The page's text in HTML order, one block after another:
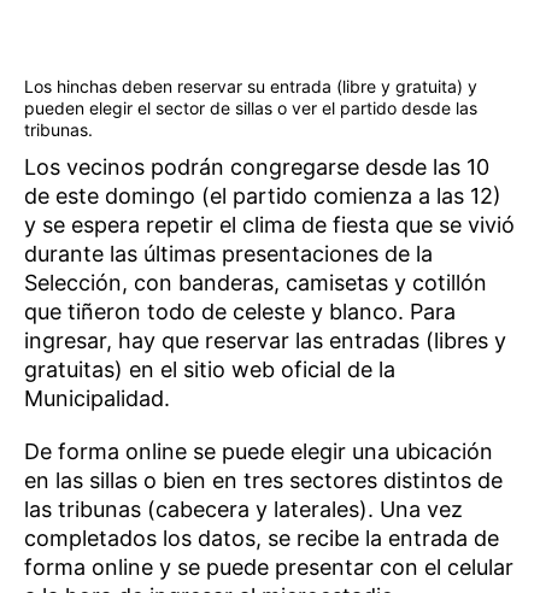
Los hinchas deben reservar su entrada (libre y gratuita) y
pueden elegir el sector de sillas o ver el partido desde las
tribunas.
Los vecinos podrán congregarse desde las 10
de este domingo (el partido comienza a las 12)
y se espera repetir el clima de fiesta que se vivió
durante las últimas presentaciones de la
Selección, con banderas, camisetas y cotillón
que tiñeron todo de celeste y blanco. Para
ingresar, hay que reservar las entradas (libres y
gratuitas) en el sitio web oficial de la
Municipalidad.
De forma online se puede elegir una ubicación
en las sillas o bien en tres sectores distintos de
las tribunas (cabecera y laterales). Una vez
completados los datos, se recibe la entrada de
forma online y se puede presentar con el celular